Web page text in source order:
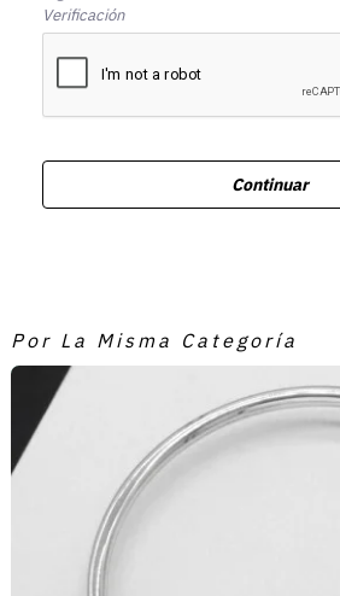
Verificación
Continuar
Por La Misma Categoría